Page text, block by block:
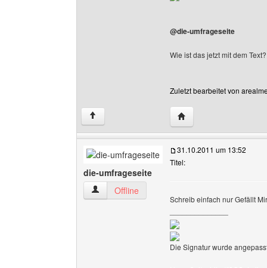
@die-umfrageseite
Wie ist das jetzt mit dem
Zuletzt bearbeitet von
↑ Website dieses
die-umfrageseite
die-umfrageseite Benutzer-Profile anzeigen
Offline
31.10.2011 um 13:52
Titel:
Schreib einfach nur Gefällt
Die Signatur wurde